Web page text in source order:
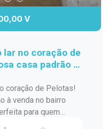
V
lar no coração de
casa padrão à
é a
para quem
Com
você
coração de Pelotas!
à venda no bairro
para quem